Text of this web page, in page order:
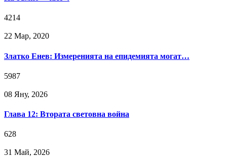
4214
22 Мар, 2020
Златко Енев: Измеренията на епидемията могат…
5987
08 Яну, 2026
Глава 12: Втората световна война
628
31 Май, 2026